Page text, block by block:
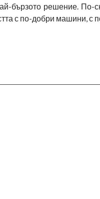
бързото решение. По-
с по-добри машини, с